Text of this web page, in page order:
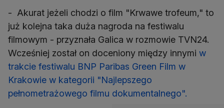
- Akurat jeżeli chodzi o film "Krwawe trofeum," to
już kolejna taka duża nagroda na festiwalu
filmowym - przyznała Galica w rozmowie TVN24.
Wcześniej został on doceniony między innymi w
trakcie festiwalu BNP Paribas Green Film w
Krakowie w kategorii "Najlepszego
pełnometrażowego filmu dokumentalnego".